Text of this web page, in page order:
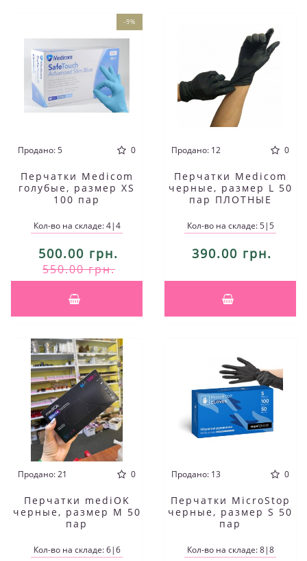
-9%
Продано: 5 0
Перчатки Medicom
голубые, размер XS
100 пар
Кол-во на складе: 4|4
500.00 грн.
550.00 грн.
Продано: 12 0
Перчатки Medicom
черные, размер L 50
пар ПЛОТНЫЕ
Кол-во на складе: 5|5
390.00 грн.
Продано: 21 0
Перчатки mediOK
черные, размер M 50
пар
Кол-во на складе: 6|6
Продано: 13 0
Перчатки MicroStop
черные, размер S 50
пар
Кол-во на складе: 8|8